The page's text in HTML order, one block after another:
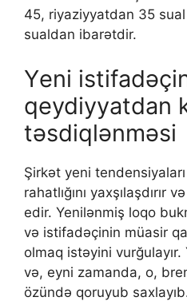
45, riyaziyyatdan 35
sualdan ibarətdir.
Yеni
qеydiyyаtdаn
təsdiqlənməsi
Şirkət yeni
rahatlığını yaxşılaşdırır
edir. Yenilənmiş loqo
və istifadəçinin müasir
olmaq istəyini
və, eyni zamanda, o,
özündə qoruyub